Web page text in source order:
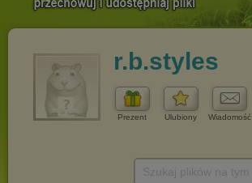
r.b.styles
Prezent Ulubiony Wiadomość